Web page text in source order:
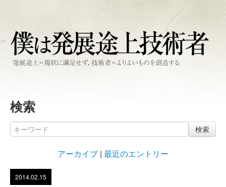
検索
検索
アーカイブ | 最近のエントリー
2014.02.15